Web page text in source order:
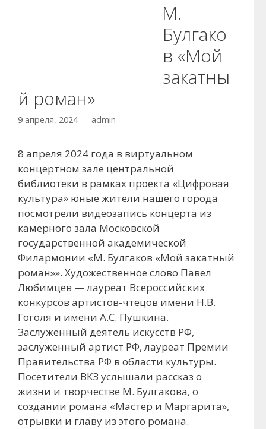
М.
Булгако
в «Мой
закатны
й роман»
9 апреля, 2024 — admin
8 апреля 2024 года в виртуальном
концертном зале центральной
библиотеки в рамках проекта «Цифровая
культура» юные жители нашего города
посмотрели видеозапись концерта из
камерного зала Московской
государственной академической
Филармонии «М. Булгаков «Мой закатный
роман»». Художественное слово Павел
Любимцев — лауреат Всероссийских
конкурсов артистов-чтецов имени Н.В.
Гоголя и имени А.С. Пушкина.
Заслуженный деятель искусств РФ,
заслуженный артист РФ, лауреат Премии
Правительства РФ в области культуры.
Посетители ВКЗ услышали рассказ о
жизни и творчестве М. Булгакова, о
создании романа «Мастер и Маргарита»,
отрывки и главу из этого романа.